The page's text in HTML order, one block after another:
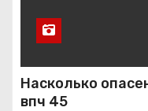
Насколько
впч 45